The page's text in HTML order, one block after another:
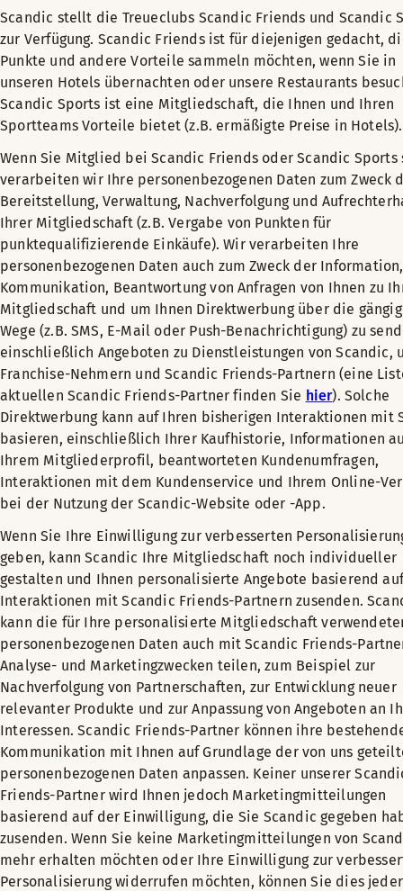
Scandic stellt die Treueclubs Scandic Friends und Scandic
zur Verfügung. Scandic Friends ist für diejenigen gedacht,
Punkte und andere Vorteile sammeln möchten, wenn Sie in
unseren Hotels übernachten oder unsere Restaurants
Scandic Sports ist eine Mitgliedschaft, die Ihnen und Ihren
Sportteams Vorteile bietet (z.B. ermäßigte Preise in Hotels).
Wenn Sie Mitglied bei Scandic Friends oder Scandic Sports
verarbeiten wir Ihre personenbezogenen Daten zum Zweck
Bereitstellung, Verwaltung, Nachverfolgung und
Ihrer Mitgliedschaft (z.B. Vergabe von Punkten für
punktequalifizierende Einkäufe). Wir verarbeiten Ihre
personenbezogenen Daten auch zum Zweck der Information,
Kommunikation, Beantwortung von Anfragen von Ihnen zu
Mitgliedschaft und um Ihnen Direktwerbung über die
Wege (z.B. SMS, E-Mail oder Push-Benachrichtigung) zu
einschließlich Angeboten zu Dienstleistungen von Scandic,
Franchise-Nehmern und Scandic Friends-Partnern (eine
aktuellen Scandic Friends-Partner finden Sie hier). Solche
Direktwerbung kann auf Ihren bisherigen Interaktionen mit
basieren, einschließlich Ihrer Kaufhistorie, Informationen
Ihrem Mitgliederprofil, beantworteten Kundenumfragen,
Interaktionen mit dem Kundenservice und Ihrem Online-
bei der Nutzung der Scandic-Website oder -App.
Wenn Sie Ihre Einwilligung zur verbesserten
geben, kann Scandic Ihre Mitgliedschaft noch individueller
gestalten und Ihnen personalisierte Angebote basierend
Interaktionen mit Scandic Friends-Partnern zusenden.
kann die für Ihre personalisierte Mitgliedschaft
personenbezogenen Daten auch mit Scandic Friends-
Analyse- und Marketingzwecken teilen, zum Beispiel zur
Nachverfolgung von Partnerschaften, zur Entwicklung neuer
relevanter Produkte und zur Anpassung von Angeboten an
Interessen. Scandic Friends-Partner können ihre
Kommunikation mit Ihnen auf Grundlage der von uns
personenbezogenen Daten anpassen. Keiner unserer
Friends-Partner wird Ihnen jedoch Marketingmitteilungen
basierend auf der Einwilligung, die Sie Scandic gegeben
zusenden. Wenn Sie keine Marketingmitteilungen von
mehr erhalten möchten oder Ihre Einwilligung zur
Personalisierung widerrufen möchten, können Sie dies